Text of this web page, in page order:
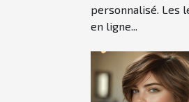
personnalisé. Les
en ligne...